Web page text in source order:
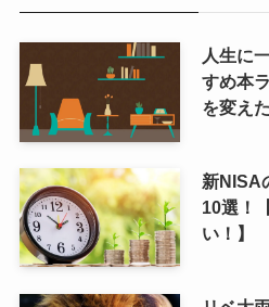
人生に
すめ本
を変えた
新NISA
10選！
い！】